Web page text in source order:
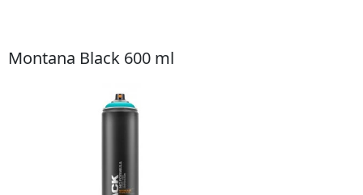
Montana Black 600 ml